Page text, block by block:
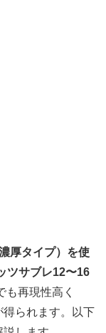
厚タイプ）を使
ツサブレ12〜16
も再現性高く
得られます。以下